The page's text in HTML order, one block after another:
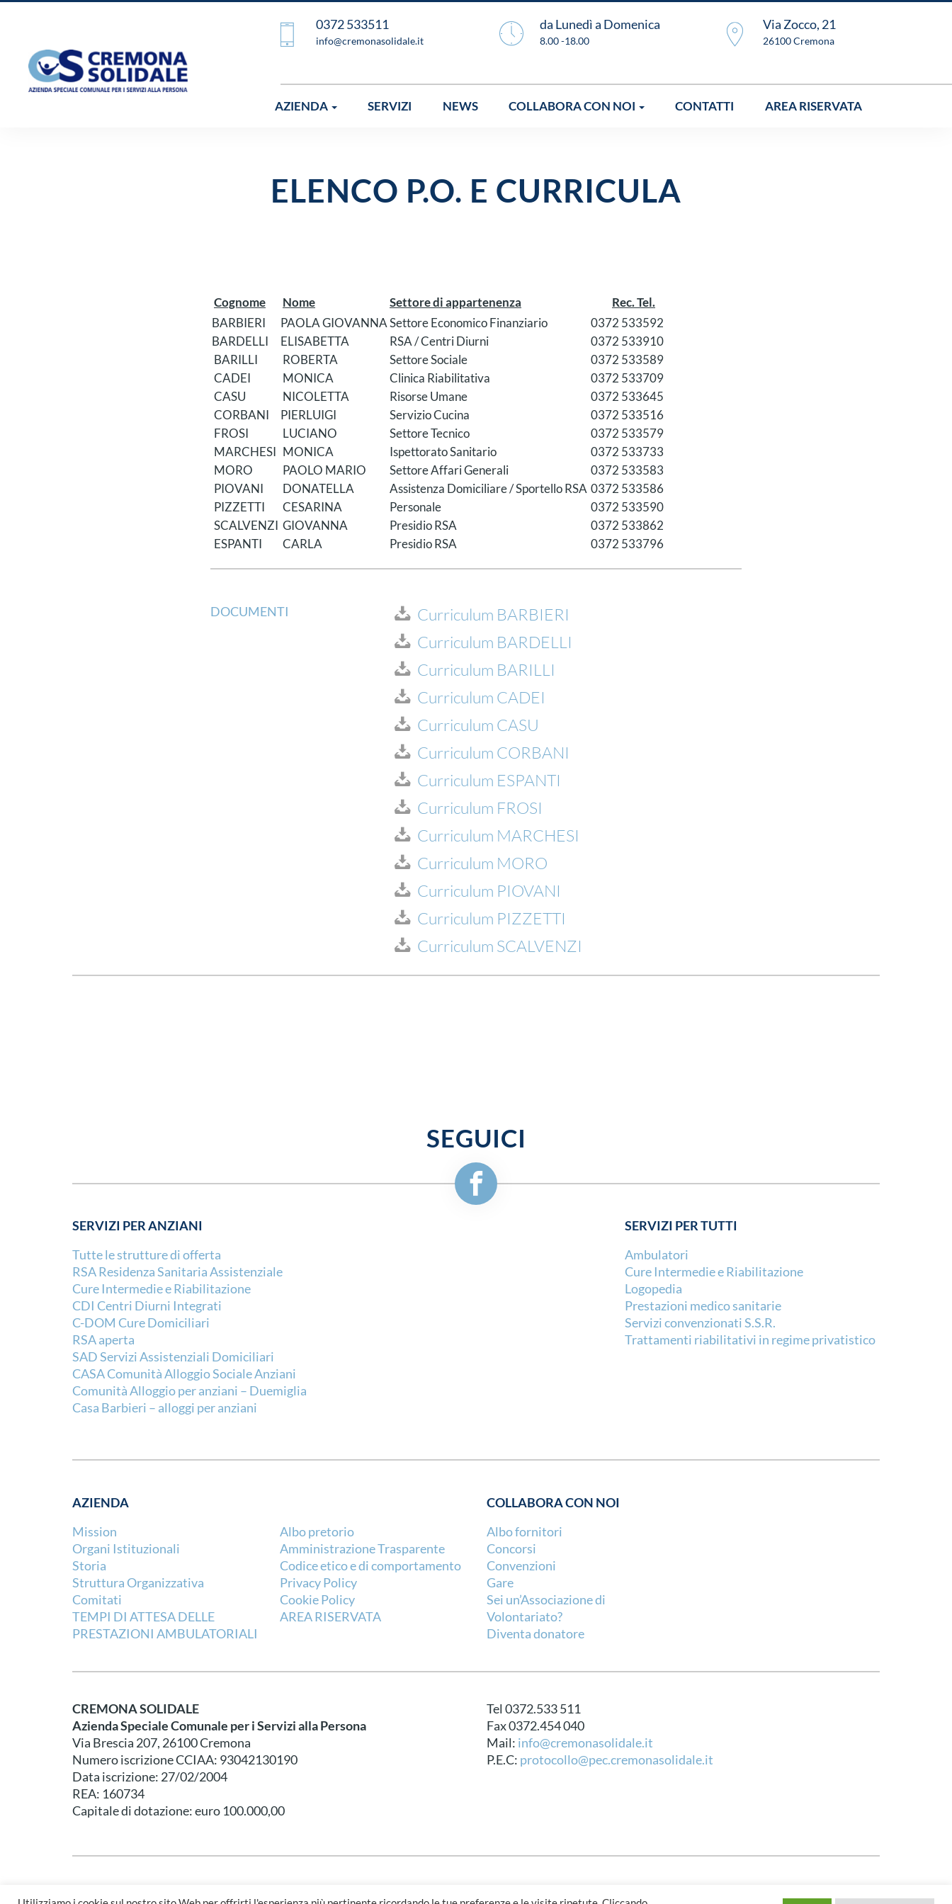
Via Zocco, 21
26100 Cremona
da Lunedì a Domenica
8.00 -18.00
0372 533511
info@cremonasolidale.it
AZIENDA SERVIZI NEWS COLLABORA CON NOI CONTATTI AREA RISERVATA
ELENCO P.O. E CURRICULA
Cognome Nome Settore di appartenenza Rec. Tel.
BARBIERI PAOLA GIOVANNA Settore Economico Finanziario
0372 533592
BARDELLI
ELISABETTA RSA / Centri Diurni
0372 533910
BARILLI
ROBERTA Settore Sociale
0372 533589
CADEI
MONICA Clinica Riabilitativa
0372 533709
CASU
NICOLETTA Risorse Umane
0372 533645
CORBANI
PIERLUIGI Servizio Cucina
0372 533516
FROSI
LUCIANO Settore Tecnico
0372 533579
MARCHESI
MONICA Ispettorato Sanitario
0372 533733
MORO
PAOLO MARIO Settore Affari Generali
0372 533583
PIOVANI
DONATELLA Assistenza Domiciliare / Sportello RSA 0372 533586
PIZZETTI
CESARINA Personale
0372 533590
SCALVENZI
GIOVANNA Presidio RSA
0372 533862
ESPANTI
CARLA Presidio RSA 0372 533796
DOCUMENTI
Curriculum BARBIERI
Curriculum BARDELLI
Curriculum BARILLI
Curriculum CADEI
Curriculum CASU
Curriculum CORBANI
Curriculum ESPANTI
Curriculum FROSI
Curriculum MARCHESI
Curriculum MORO
Curriculum PIOVANI
Curriculum PIZZETTI
Curriculum SCALVENZI
SEGUICI
SERVIZI PER ANZIANI
Tutte le strutture di offerta
RSA Residenza Sanitaria Assistenziale
Cure Intermedie e Riabilitazione
CDI Centri Diurni Integrati
C-DOM Cure Domiciliari
RSA aperta
SAD Servizi Assistenziali Domiciliari
CASA Comunità Alloggio Sociale Anziani
Comunità Alloggio per anziani – Duemiglia
Casa Barbieri – alloggi per anziani
SERVIZI PER TUTTI
Ambulatori
Cure Intermedie e Riabilitazione
Logopedia
Prestazioni medico sanitarie
Servizi convenzionati S.S.R.
Trattamenti riabilitativi in regime privatistico
AZIENDA
Mission
Organi Istituzionali
Storia
Struttura Organizzativa
Comitati
TEMPI DI ATTESA DELLE
PRESTAZIONI AMBULATORIALI
Albo pretorio
Amministrazione Trasparente
Codice etico e di comportamento
Privacy Policy
Cookie Policy
AREA RISERVATA
COLLABORA CON NOI
Albo fornitori
Concorsi
Convenzioni
Gare
Sei un’Associazione di
Volontariato?
Diventa donatore
CREMONA SOLIDALE
Azienda Speciale Comunale per i Servizi alla Persona
Via Brescia 207, 26100 Cremona
Numero iscrizione CCIAA: 93042130190
Data iscrizione: 27/02/2004
REA: 160734
Capitale di dotazione: euro 100.000,00
Tel 0372.533 511
Fax 0372.454 040
Mail: info@cremonasolidale.it
P.E.C: protocollo@pec.cremonasolidale.it